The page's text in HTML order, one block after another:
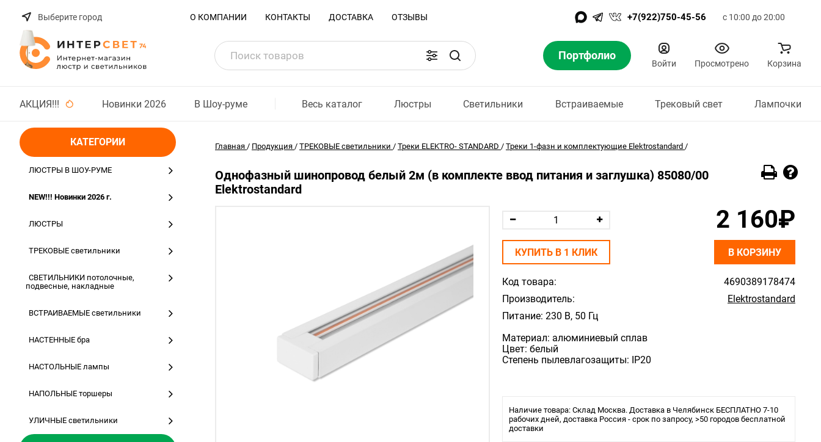
Выберите город О КОМПАНИИ КОНТАКТЫ ДОСТАВКА ОТЗЫВЫ +7(922)750-45-56 с 10:00 до 20:00
Портфолио
Войти Просмотрено Корзина
АКЦИЯ!!! Новинки 2026 В Шоу-руме Весь каталог Люстры Светильники Встраиваемые Трековый свет Лампочки
КАТЕГОРИИ
ЛЮСТРЫ В ШОУ-РУМЕ
NEW!!! Новинки 2026 г.
ЛЮСТРЫ
ТРЕКОВЫЕ светильники
СВЕТИЛЬНИКИ потолочные,
подвесные, накладные
ВСТРАИВАЕМЫЕ светильники
НАСТЕННЫЕ бра
НАСТОЛЬНЫЕ лампы
НАПОЛЬНЫЕ торшеры
УЛИЧНЫЕ светильники
Главная / Продукция / ТРЕКОВЫЕ светильники / Треки ELEKTRO- STANDARD / Треки 1-фазн и комплектующие Elektrostandard /
Однофазный шинопровод белый 2м (в комплекте ввод питания и заглушка) 85080/00
Elektrostandard
Код товара:
4690389178474
Производитель:
Elektrostandard
Питание: 230 В, 50 Гц
Материал: алюминиевый сплав
Цвет: белый
Степень пылевлагозащиты: IP20
Наличие товара: Склад Москва. Доставка в Челябинск БЕСПЛАТНО 7-10
рабочих дней, доставка Россия - срок по запросу, >50 городов бесплатной
доставки
2 160₽
КУПИТЬ В 1 КЛИК В КОРЗИНУ